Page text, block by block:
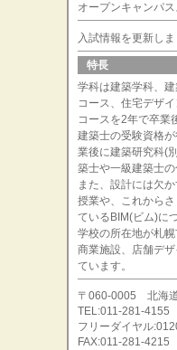
オープンキャンパ
入試情報を更新しま
特長
学科は建築学科、
コース、住宅デザ
コースを2年で卒業
建築士の受験資格
業後に建築研究科(
築士や一級建築士の
また、設計には欠
授業や、これから
ているBIM(ビム)に
学校の所在地が札幌
商業施設、店舗デ
ています。
〒060-0005 北海
TEL:011-281-4155
フリーダイヤル
FAX:011-281-4215